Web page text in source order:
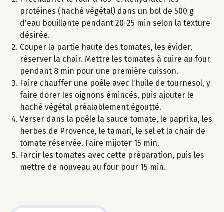
protéines (haché végétal) dans un bol de 500 g
d'eau bouillante pendant 20-25 min selon la texture
désirée.
Couper la partie haute des tomates, les évider,
réserver la chair. Mettre les tomates à cuire au four
pendant 8 min pour une première cuisson.
Faire chauffer une poêle avec l'huile de tournesol, y
faire dorer les oignons émincés, puis ajouter le
haché végétal préalablement égoutté.
Verser dans la poêle la sauce tomate, le paprika, les
herbes de Provence, le tamari, le sel et la chair de
tomate réservée. Faire mijoter 15 min.
Farcir les tomates avec cette préparation, puis les
mettre de nouveau au four pour 15 min.